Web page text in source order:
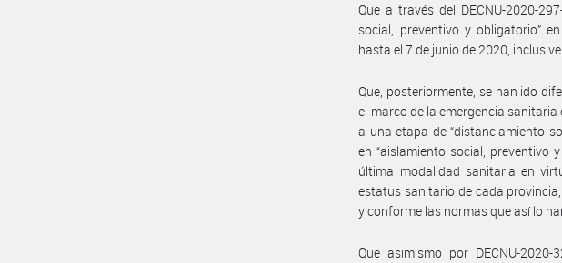
Que a través del DECNU-2020-
social, preventivo y obligatorio”
hasta el 7 de junio de 2020, inclusive.
Que, posteriormente, se han ido
el marco de la emergencia
a una etapa de “distanciamiento
en “aislamiento social, preventivo
última modalidad sanitaria en
estatus sanitario de cada
y conforme las normas que así lo
Que asimismo por DECNU-